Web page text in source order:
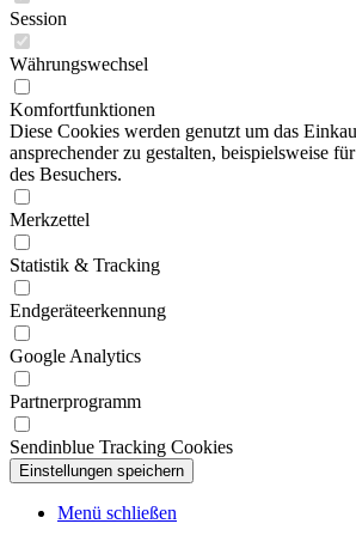
Session
Währungswechsel
Komfortfunktionen
Diese Cookies werden genutzt um das
ansprechender zu gestalten, beispielsweise
des Besuchers.
Merkzettel
Statistik & Tracking
Endgeräteerkennung
Google Analytics
Partnerprogramm
Sendinblue Tracking Cookies
Menü schließen